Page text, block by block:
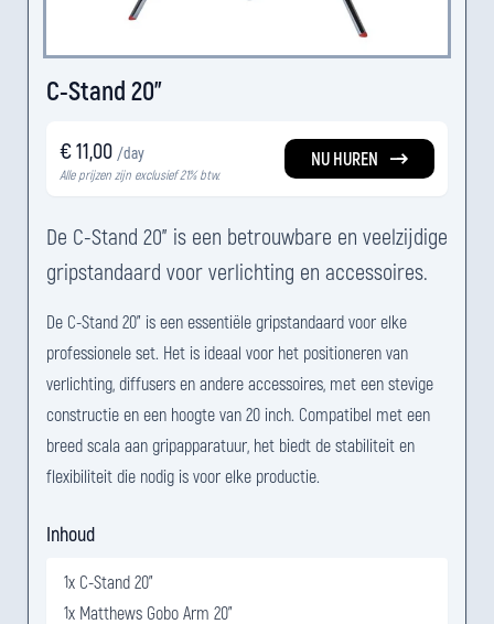
C-Stand 20"
€ 11,00 /day
Alle prijzen zijn exclusief 21% btw.
NU HUREN
De C-Stand 20" is een betrouwbare en veelzijdige
gripstandaard voor verlichting en accessoires.
De C-Stand 20" is een essentiële gripstandaard voor elke
professionele set. Het is ideaal voor het positioneren van
verlichting, diffusers en andere accessoires, met een stevige
constructie en een hoogte van 20 inch. Compatibel met een
breed scala aan gripapparatuur, het biedt de stabiliteit en
flexibiliteit die nodig is voor elke productie.
Inhoud
1x C-Stand 20"
1x Matthews Gobo Arm 20"